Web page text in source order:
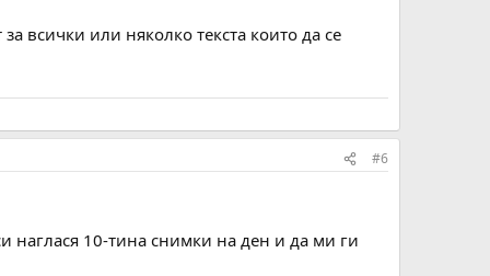
всички или няколко текста които да се
#6
наглася 10-тина снимки на ден и да ми ги